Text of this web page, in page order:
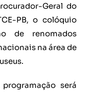
Geral do
PB, o colóquio
de renomados
na área de
será